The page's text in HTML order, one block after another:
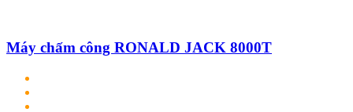
Máy chấm công RONALD JACK 8000T